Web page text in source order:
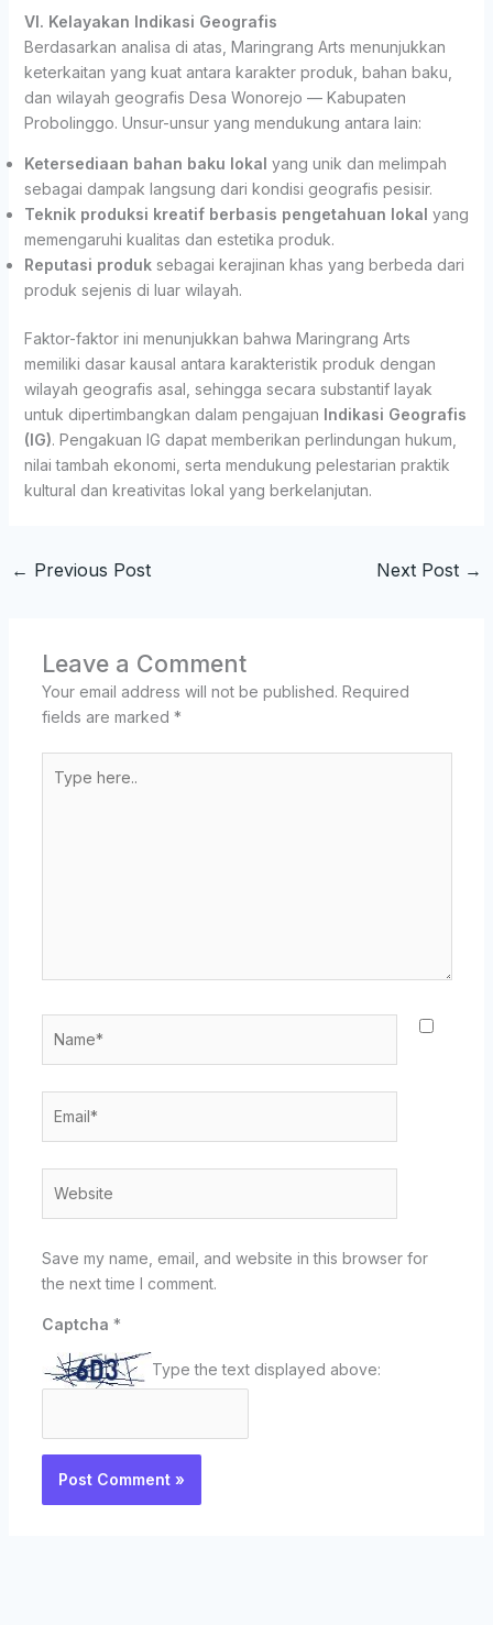
VI. Kelayakan Indikasi Geografis
Berdasarkan analisa di atas, Maringrang Arts menunjukkan
keterkaitan yang kuat antara karakter produk, bahan baku,
dan wilayah geografis Desa Wonorejo — Kabupaten
Probolinggo. Unsur-unsur yang mendukung antara lain:
Ketersediaan bahan baku lokal yang unik dan melimpah
sebagai dampak langsung dari kondisi geografis pesisir.
Teknik produksi kreatif berbasis pengetahuan lokal yang
memengaruhi kualitas dan estetika produk.
Reputasi produksebagai kerajinan khas yang berbeda dari
produk sejenis di luar wilayah.
Faktor-faktor ini menunjukkan bahwa Maringrang Arts
memiliki dasar kausal antara karakteristik produk dengan
wilayah geografis asal, sehingga secara substantif layak
untuk dipertimbangkan dalam pengajuan Indikasi Geografis
(IG). Pengakuan IG dapat memberikan perlindungan hukum,
nilai tambah ekonomi, serta mendukung pelestarian praktik
kultural dan kreativitas lokal yang berkelanjutan.
← Previous Post Next Post →
Leave a Comment
Your email address will not be published. Required
fields are marked *
here..
Save my name, email, and website in this browser for
the next time I comment.
Captcha *
Type the text displayed above: